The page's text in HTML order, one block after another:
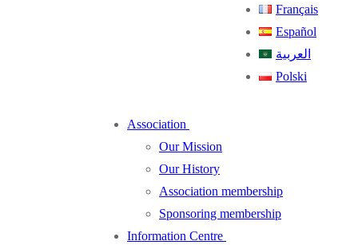
Français
Español
العربية
Polski
Association
Our Mission
Our History
Association membership
Sponsoring membership
Information Centre